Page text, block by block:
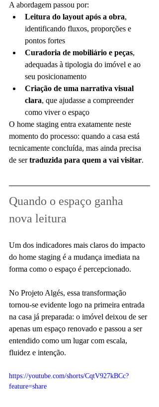
A abordagem passou por:
Leitura do layout após a obra,
identificando fluxos, proporções e
pontos fortes
Curadoria de mobiliário e peças,
adequadas à tipologia do imóvel e ao
seu posicionamento
Criação de uma narrativa visual
clara, que ajudasse a compreender
como viver o espaço
O home staging entra exatamente neste
momento do processo: quando a casa está
tecnicamente concluída, mas ainda precisa
de ser traduzida para quem a vai visitar.
Quando o espaço ganha
nova leitura
Um dos indicadores mais claros do impacto
do home staging é a mudança imediata na
forma como o espaço é percepcionado.
No Projeto Algés, essa transformação
tornou-se evidente logo na primeira entrada
na casa já preparada: o imóvel deixou de ser
apenas um espaço renovado e passou a ser
entendido como um lugar com escala,
fluidez e intenção.
https://youtube.com/shorts/CqtV927kBCc?
feature=share